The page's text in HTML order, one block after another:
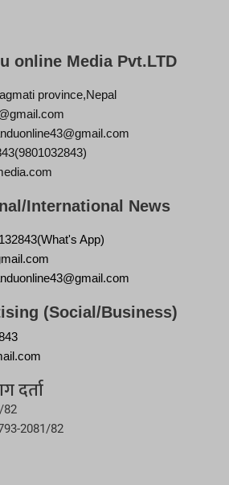
online Media Pvt.LTD
province,Nepal
International News
App)
(Social/Business)
दर्ता
82
2081/82